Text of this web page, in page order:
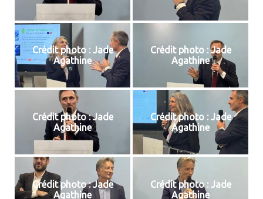
Crédit photo : Jade
Agathine
Crédit photo : Jade
Agathine
Crédit photo : Jade
Agathine
Crédit photo : Jade
Agathine
Crédit photo : Jade
Agathine
Crédit photo : Jade
Agathine